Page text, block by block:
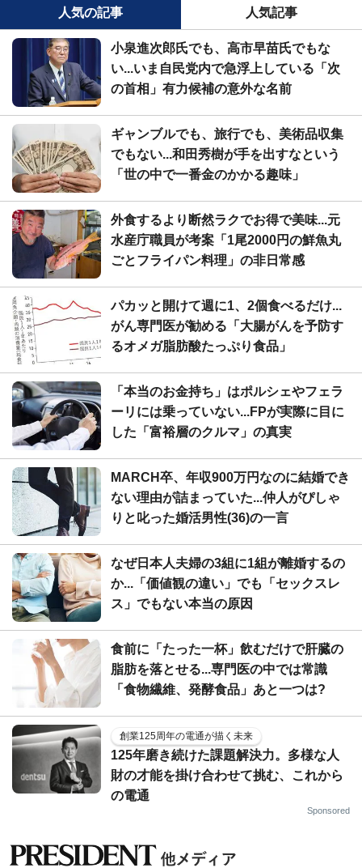
人気の記事 人気記事
小泉進次郎氏でも、高市早苗氏でもな
い...いま自民党内で急浮上している「次
の首相」有力候補の意外な名前
ギャンブルでも、旅行でも、美術品収集
でもない...和田秀樹が手を出すなという
「世の中で一番金のかかる趣味」
外食するより断然ラクでお得で美味...元
水産庁職員が考案「1尾2000円の鮮魚丸
ごとフライパン料理」の非日常感
パカッと開けて週に1、2個食べるだけ...
がん専門医が勧める「大腸がんを予防す
るオメガ脂肪酸たっぷり食品」
「本当のお金持ち」はポルシェやフェラ
ーリには乗っていない...FPが実際に目に
した「富裕層のクルマ」の真実
MARCH卒、年収900万円なのに結婚でき
ない理由が詰まっていた...仲人がぴしゃ
りと叱った婚活男性(36)の一言
なぜ日本人夫婦の3組に1組が離婚するの
か...「価値観の違い」でも「セックスレ
ス」でもない本当の原因
食前に「たった一杯」飲むだけで肝臓の
脂肪を落とせる...専門医の中では常識
「食物繊維、発酵食品」あと一つは?
創業125周年の電通が描く未来
125年磨き続けた課題解決力。多様な人
財の才能を掛け合わせて挑む、これから
の電通
Sponsored